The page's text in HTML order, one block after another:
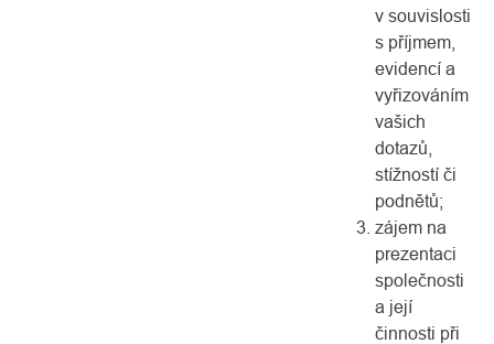
v souvislosti
s příjmem,
evidencí a
vyřizováním
vašich
dotazů,
stížností či
podnětů;
zájem na
prezentaci
společnosti
a její
činnosti při